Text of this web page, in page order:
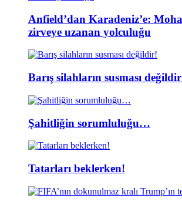
Anfield’dan Karadeniz’e:
zirveye uzanan yolculuğu
Barış silahların susması
Şahitliğin sorumluluğu…
Tatarları beklerken!